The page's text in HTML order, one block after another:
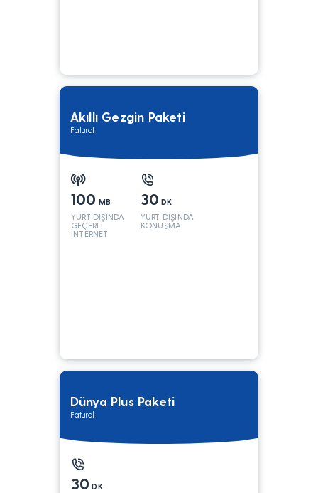
Akıllı Gezgin Paketi
Faturalı
100 MB
YURT DIŞINDA
GEÇERLİ
İNTERNET
30 DK
YURT DIŞINDA
KONUŞMA
Dünya Plus Paketi
Faturalı
30 DK